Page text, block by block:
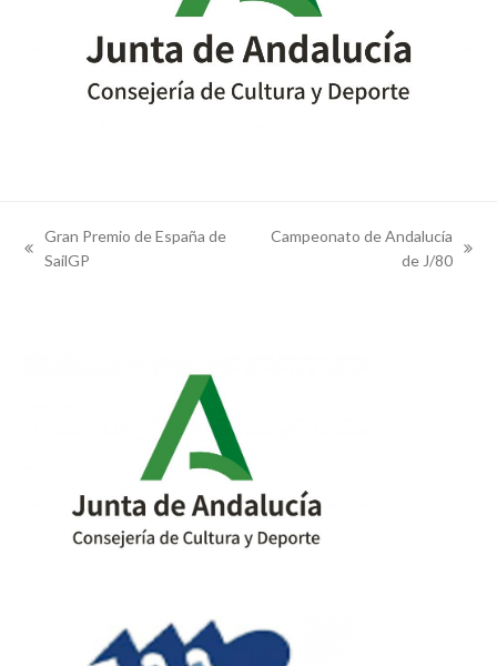
previous
Gran Premio de España de
SailGP
Campeonato de Andalucía
de J/80